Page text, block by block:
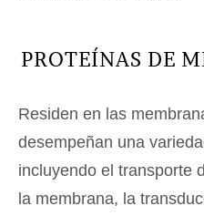
PROTEÍNAS DE
Residen en las
desempeñan una
incluyendo el transporte
la membrana, la